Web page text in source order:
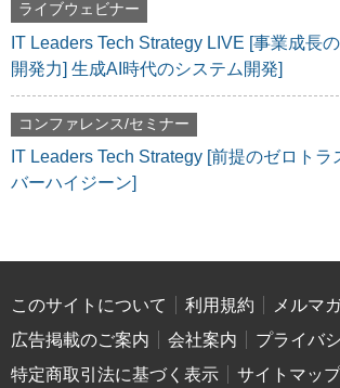
ライブウェビナー
IT Leaders Tech Strategy LIVE [事業成長
開発力] 生成AI時代のシステム開発]
コンファレンス/セミナー
IT Leaders Tech Strategy [前提のゼロトラ
バーハイジーン]
このサイトについて 利用規約
メルマ
広告掲載のご案内
会社案内
プライバ
特定商取引法に基づく表示
サイトマップ